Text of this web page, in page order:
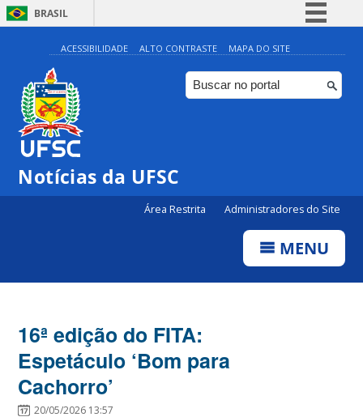
BRASIL
Simplifique!
Comunica BR
Participe
ACESSIBILIDADE ALTO CONTRASTE MAPA DO SITE
Notícias da UFSC
Área Restrita Administradores do Site
MENU
16ª edição do FITA:
Espetáculo ‘Bom para
Cachorro’
20/05/2026 13:57